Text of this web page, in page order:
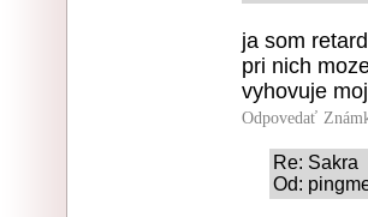
ja som
pri nich
vyhovuje
Odpovedať
Re: Sakra
Od: